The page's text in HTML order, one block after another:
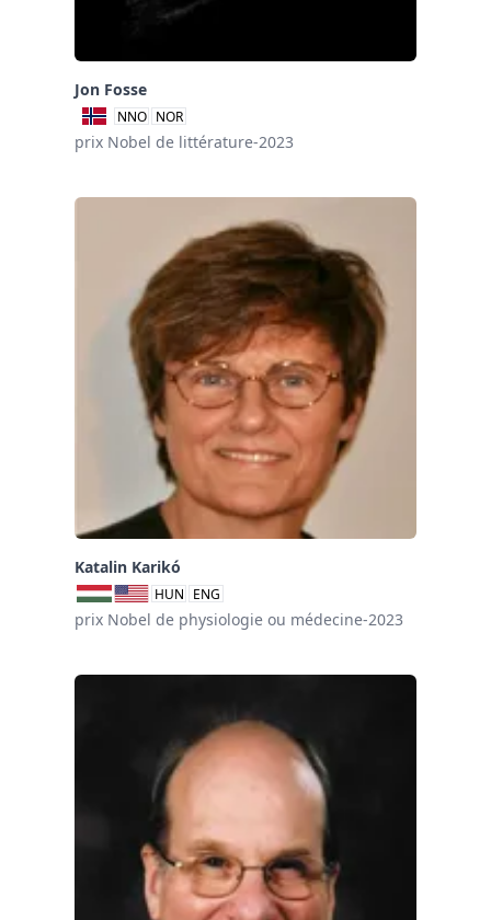
Jon Fosse
NNO NOR
prix Nobel de littérature-2023
Katalin Karikó
HUN ENG
prix Nobel de physiologie ou médecine-2023